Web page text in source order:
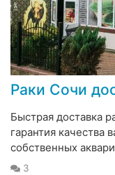
Раки Сочи
Быстрая доставка
гарантия качества
собственных
3